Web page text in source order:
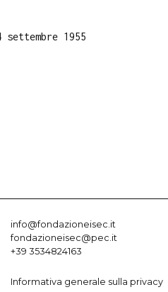
1955
info@fondazioneisec.it
fondazioneisec@pec.it
+39 3534824163
Informativa generale sulla privacy